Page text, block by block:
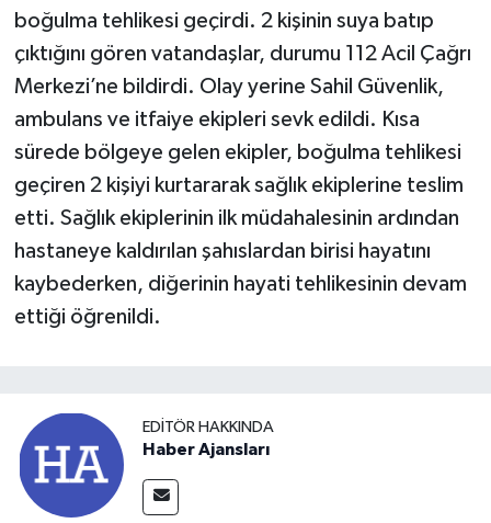
boğulma tehlikesi geçirdi. 2 kişinin suya batıp
çıktığını gören vatandaşlar, durumu 112 Acil Çağrı
Merkezi’ne bildirdi. Olay yerine Sahil Güvenlik,
ambulans ve itfaiye ekipleri sevk edildi. Kısa
sürede bölgeye gelen ekipler, boğulma tehlikesi
geçiren 2 kişiyi kurtararak sağlık ekiplerine teslim
etti. Sağlık ekiplerinin ilk müdahalesinin ardından
hastaneye kaldırılan şahıslardan birisi hayatını
kaybederken, diğerinin hayati tehlikesinin devam
ettiği öğrenildi.
EDITÖR HAKKINDA
Haber Ajansları